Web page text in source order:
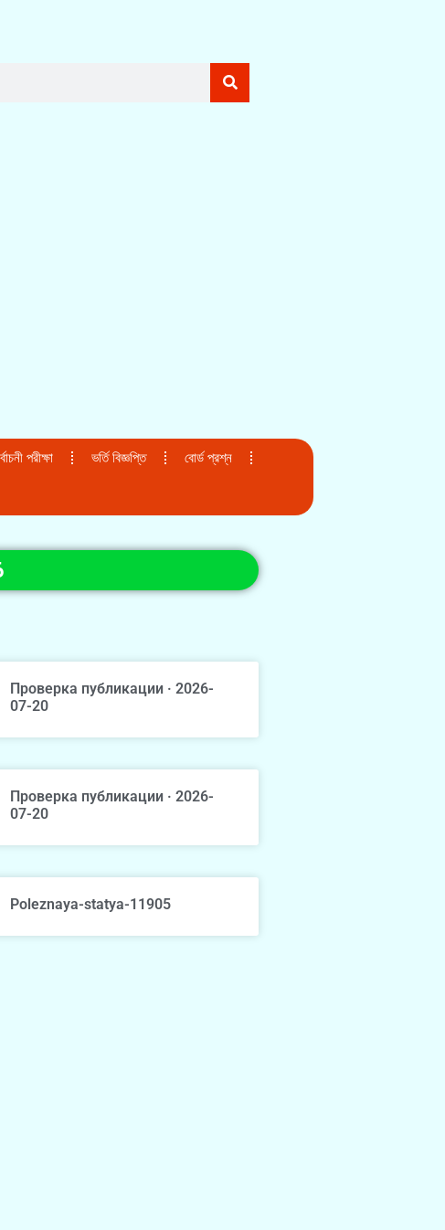
পরীক্ষা ভর্তি বিজ্ঞপ্তি বোর্ড প্রশ্ন
Проверка публикации · 2026-
07-20
Проверка публикации · 2026-
07-20
Poleznaya-statya-11905